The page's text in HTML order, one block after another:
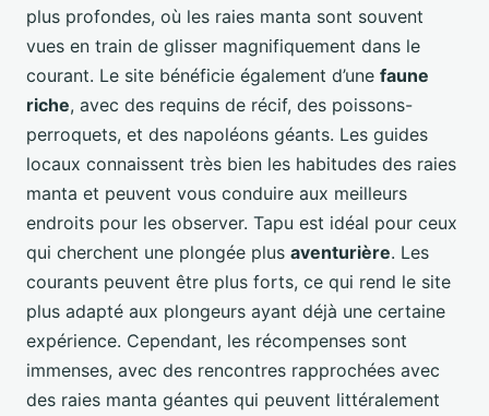
plus profondes, où les raies manta sont souvent
vues en train de glisser magnifiquement dans le
courant. Le site bénéficie également d’une faune
riche, avec des requins de récif, des poissons-
perroquets, et des napoléons géants. Les guides
locaux connaissent très bien les habitudes des raies
manta et peuvent vous conduire aux meilleurs
endroits pour les observer. Tapu est idéal pour ceux
qui cherchent une plongée plus aventurière. Les
courants peuvent être plus forts, ce qui rend le site
plus adapté aux plongeurs ayant déjà une certaine
expérience. Cependant, les récompenses sont
immenses, avec des rencontres rapprochées avec
des raies manta géantes qui peuvent littéralement